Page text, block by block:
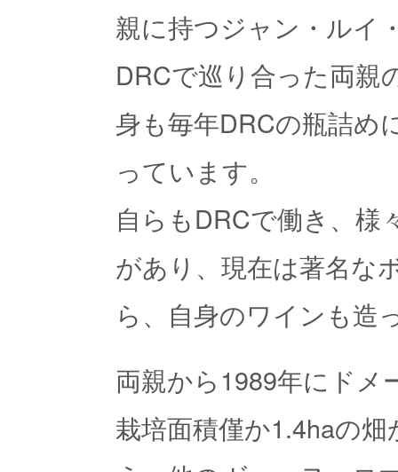
親に持つジャン・ルイ
DRCで巡り合った両親
身も毎年DRCの瓶詰め
っています。
自らもDRCで働き、様
があり、現在は著名な
ら、自身のワインも造
両親から1989年にド
栽培面積僅か1.4haの